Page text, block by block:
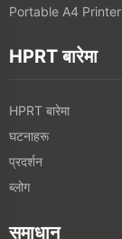
Portable A4 Printer
HPRT बारेमा
HPRT बारेमा
घटनाहरू
प्रदर्शन
ब्लोग
समाधान